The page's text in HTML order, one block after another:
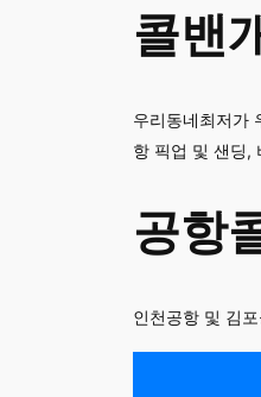
콜밴
우리동네최저가
항 픽업 및 샌딩,
공항
인천공항 및 김